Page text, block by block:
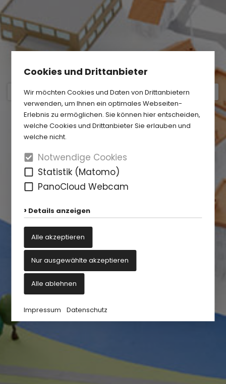
Cookies und Drittanbieter
Wir möchten Cookies und Daten von Drittanbietern
verwenden, um Ihnen ein optimales Webseiten-
Erlebnis zu ermöglichen. Sie können hier entscheiden,
welche Cookies und Drittanbieter Sie erlauben und
welche nicht.
Notwendige Cookies
Statistik (Matomo)
PanoCloud Webcam
Details anzeigen
Alle akzeptieren
Nur ausgewählte akzeptieren
Alle ablehnen
Impressum Datenschutz